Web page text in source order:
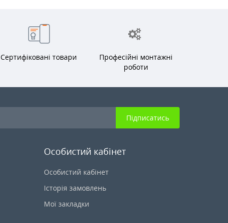
Сертифіковані товари
Професійні монтажні
роботи
Підписатись
Особистий кабінет
Особистий кабінет
Історія замовлень
Мої закладки